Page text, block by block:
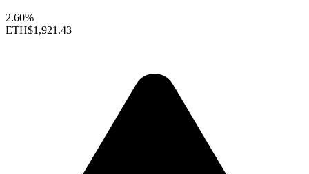
2.60%
ETH$1,921.43